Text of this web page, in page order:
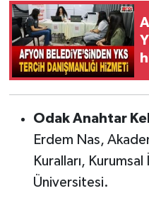
Odak Anahtar
Erdem Nas,
Kuralları,
Üniversitesi.